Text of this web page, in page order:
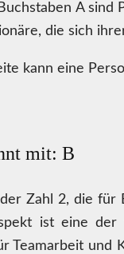
A sind
die sich
kann eine
mit: B
Zahl 2, die
ist eine
Teamarbeit und